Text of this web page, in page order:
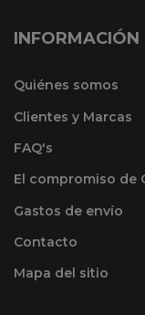
INFORMACIÓN
Quiénes somos
Clientes y Marcas
FAQ's
El compromiso de
Gastos de envío
Contacto
Mapa del sitio